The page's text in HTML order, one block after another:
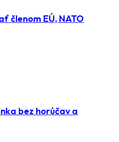
členom EÚ, NATO
bez horúčav a